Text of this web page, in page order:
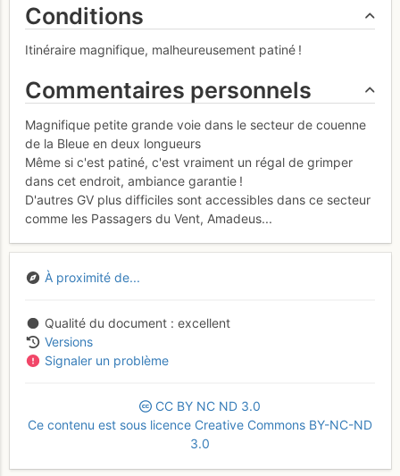
Conditions
Itinéraire magnifique, malheureusement patiné !
Commentaires personnels
Magnifique petite grande voie dans le secteur de couenne
de la Bleue en deux longueurs
Même si c'est patiné, c'est vraiment un régal de grimper
dans cet endroit, ambiance garantie !
D'autres GV plus difficiles sont accessibles dans ce secteur
comme les Passagers du Vent, Amadeus...
À proximité de...
Qualité du document
excellent
Versions
Signaler un problème
CC BY NC ND 3.0
Ce contenu est sous licence Creative Commons BY-NC-ND
3.0